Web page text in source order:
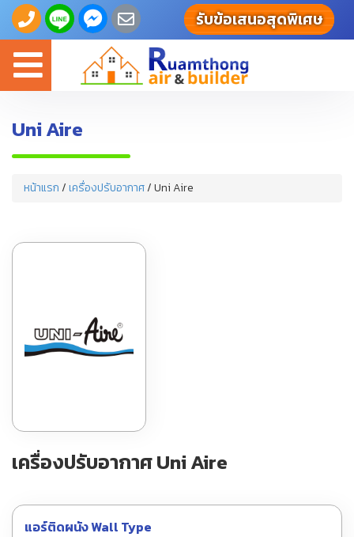
รับข้อเสนอสุดพิเศษ
Toggle
navigation
Uni Aire
หน้าแรก/เครื่องปรับอากาศ/ Uni Aire
เครื่องปรับอากาศ Uni Aire
แอร์ติดผนัง Wall Type